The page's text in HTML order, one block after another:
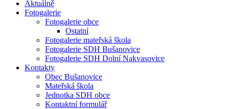
Aktuálně
Fotogalerie
Fotogalerie obce
Ostatní
Fotogalerie mateřská škola
Fotogalerie SDH Bušanovice
Fotogalerie SDH Dolní Nakvasovice
Kontakty
Obec Bušanovice
Mateřská škola
Jednotka SDH obce
Kontaktní formulář